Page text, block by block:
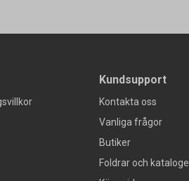
Kundsupport
Kontakta oss
Vanliga frågor
Butiker
Foldrar och